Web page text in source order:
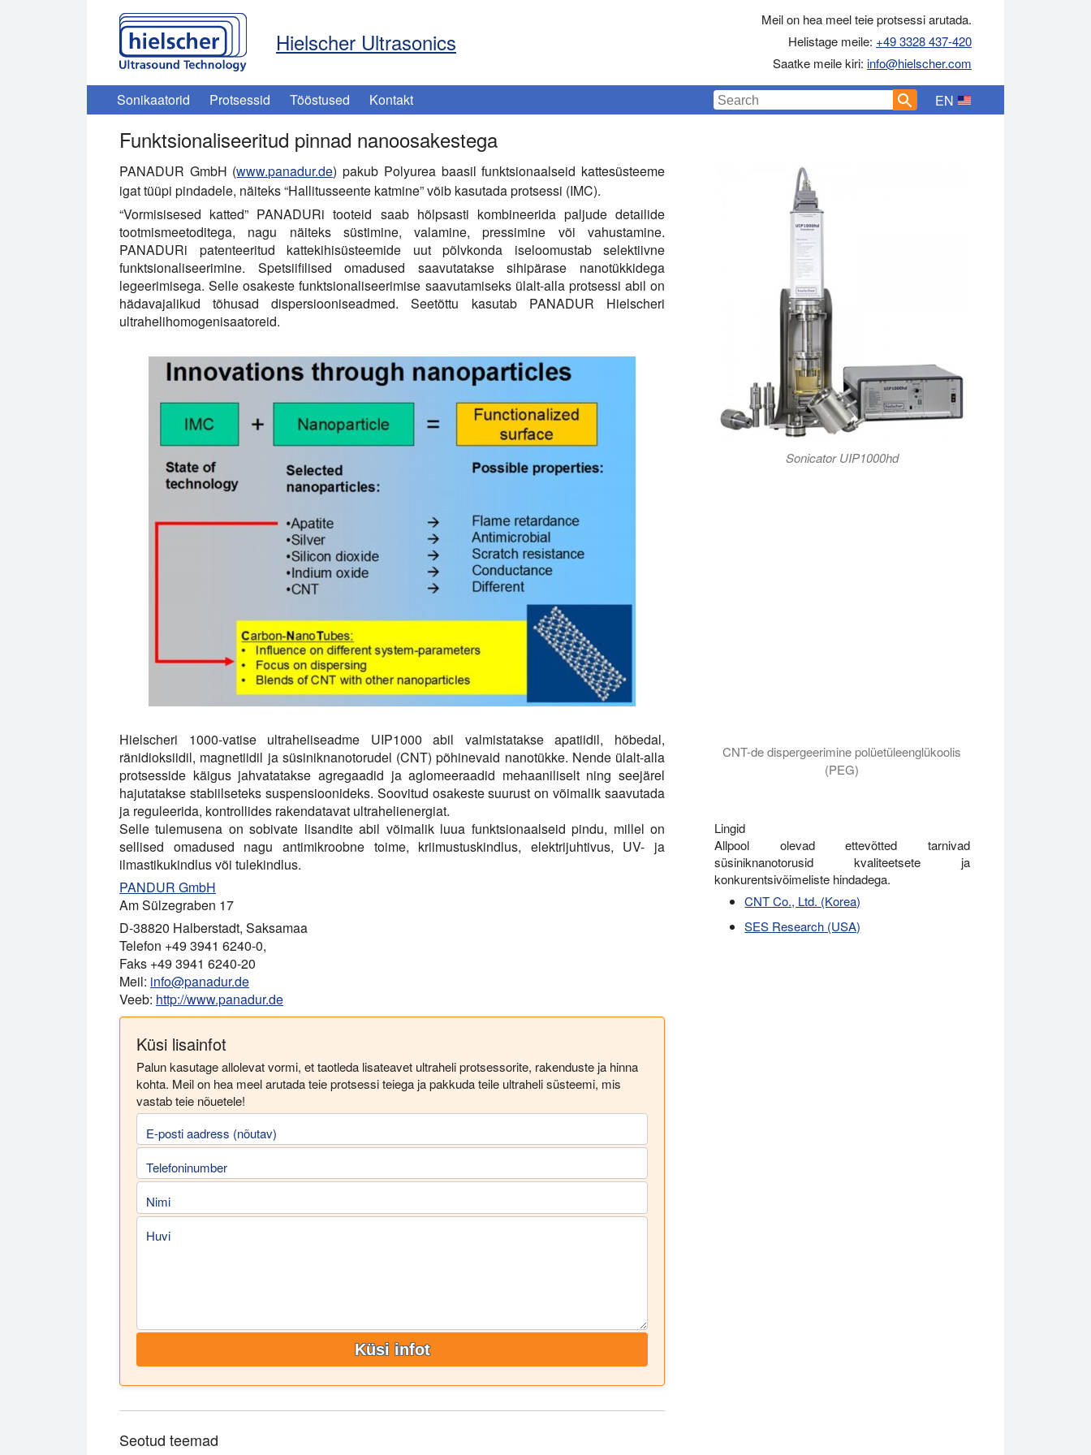
Hielscher Ultrasonics
Meil on hea meel teie protsessi arutada.
Helistage meile: +49 3328 437-420
Saatke meile kiri: info@hielscher.com
Sonikaatorid Protsessid Tööstused Kontakt EN
Funktsionaliseeritud pinnad nanoosakestega
PANADUR GmbH (www.panadur.de) pakub Polyurea baasil funktsionaalseid kattesüsteeme
igat tüüpi pindadele, näiteks “Hallitusseente katmine” võib kasutada protsessi (IMC).
“Vormisisesed katted” PANADURi tooteid saab hõlpsasti kombineerida paljude detailide
tootmismeetoditega, nagu näiteks süstimine, valamine, pressimine või vahustamine.
PANADURi patenteeritud kattekihisüsteemide uut põlvkonda iseloomustab selektiivne
funktsionaliseerimine. Spetsiifilised omadused saavutatakse sihipärase nanotükkidega
legeerimisega. Selle osakeste funktsionaliseerimise saavutamiseks ülalt-alla protsessi abil on
hädavajalikud tõhusad dispersiooniseadmed. Seetõttu kasutab PANADUR Hielscheri
ultrahelihomogenisaatoreid.
Sonicator UIP1000hd
Hielscheri 1000-vatise ultraheliseadme UIP1000 abil valmistatakse apatiidil, hõbedal,
ränidioksiidil, magnetiidil ja süsiniknanotorudel (CNT) põhinevaid nanotükke. Nende ülalt-alla
protsesside käigus jahvatatakse agregaadid ja aglomeeraadid mehaaniliselt ning seejärel
hajutatakse stabiilseteks suspensioonideks. Soovitud osakeste suurust on võimalik saavutada
ja reguleerida, kontrollides rakendatavat ultrahelienergiat.
Selle tulemusena on sobivate lisandite abil võimalik luua funktsionaalseid pindu, millel on
sellised omadused nagu antimikroobne toime, kriimustuskindlus, elektrijuhtivus, UV- ja
ilmastikukindlus või tulekindlus.
PANDUR GmbH
Am Sülzegraben 17
D-38820 Halberstadt, Saksamaa
Telefon +49 3941 6240-0,
Faks +49 3941 6240-20
Meil: info@panadur.de
Veeb: http://www.panadur.de
Küsi lisainfot
Palun kasutage allolevat vormi, et taotleda lisateavet ultraheli protsessorite, rakenduste ja hinna
kohta. Meil on hea meel arutada teie protsessi teiega ja pakkuda teile ultraheli süsteemi, mis
vastab teie nõuetele!
E-posti aadress (nõutav)
Telefoninumber
Nimi
Huvi
Küsi infot
Seotud teemad
CNT-de dispergeerimine polüetüleenglükoolis
(PEG)
Lingid
Allpool olevad ettevõtted tarnivad
süsiniknanotorusid kvaliteetsete ja
konkurentsivõimeliste hindadega.
CNT Co., Ltd. (Korea)
SES Research (USA)